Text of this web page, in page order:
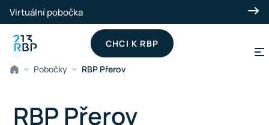
Přeskočit na hlavní obsah
Virtuální pobočka
CHCI K RBP
Pobočky RBP Přerov
RBP Přerov